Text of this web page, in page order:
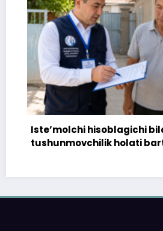
Iste’molchi hisoblagichi bilan
tushunmovchilik holati